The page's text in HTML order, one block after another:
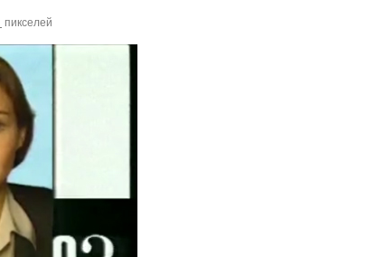
пикселей